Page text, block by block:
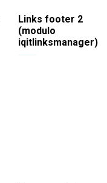
Links footer 2
(modulo
iqitlinksmanager)